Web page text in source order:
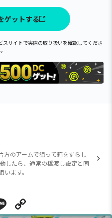
ゲットする
サイトで実際の取り扱いを確認してくださ
方のアームで狙って箱をずらし
したら、通常の橋渡し設定と同
ます。
Line